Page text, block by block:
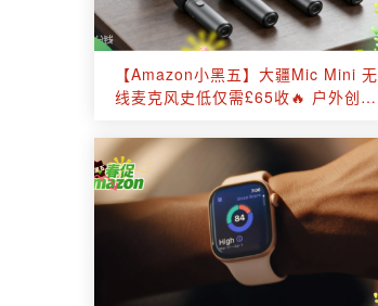
【Amazon小黑五】大疆Mic Mini 无
线麦克风史低仅需£65收🔥 户外创作